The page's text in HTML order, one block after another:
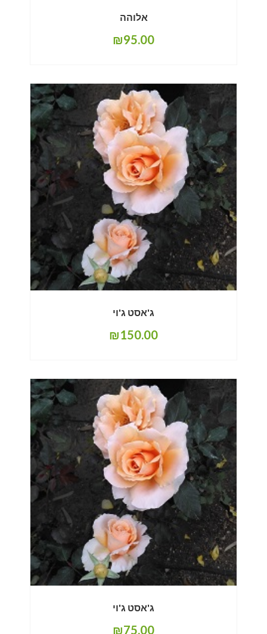
אלוהה
₪95.00
ג'אסט ג'וי
₪150.00
ג'אסט ג'וי
₪75.00